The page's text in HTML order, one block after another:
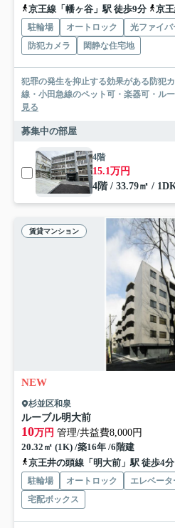
京王線「幡ヶ谷」駅 徒歩9分
京
駐輪場 オートロック 光ファイバ
防犯カメラ
閑静な住宅地
犯罪の発生を抑止する効果がある防犯
線・小田急線のペット可・楽器可・ル
見る
募集中の部屋
4階
15.1万円
4階 / 33.79㎡ /
賃貸マンション
NEW
杉並区和泉
ルーブル明大前
10万円 管理/共益費8,000円
20.32㎡ (1K) /築16年 /6階建
京王井の頭線「明大前」駅 徒歩4分
駐輪場 オートロック エレベータ
宅配ボックス